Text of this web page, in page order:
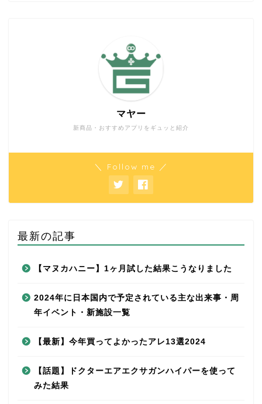
新商品・おすすめアプリをギュッと紹介
マヤー
＼ Follow me ／
最新の記事
【マヌカハニー】1ヶ月試した結果こうなりました
2024年に日本国内で予定されている主な出来事・周
年イベント・新施設一覧
【最新】今年買ってよかったアレ13選2024
【話題】ドクターエアエクサガンハイパーを使って
みた結果